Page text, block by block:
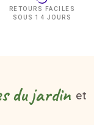
RETOURS FACILES
SOUS 14 JOURS
du jardin et